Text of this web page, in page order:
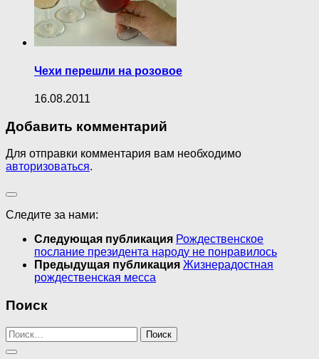
Чехи перешли на розовое
16.08.2011
Добавить комментарий
Для отправки комментария вам необходимо
авторизоваться.
Следите за нами:
Следующая публикация Рождественское
послание президента народу не понравилось
Предыдущая публикация Жизнерадостная
рождественская месса
Поиск
Найти: